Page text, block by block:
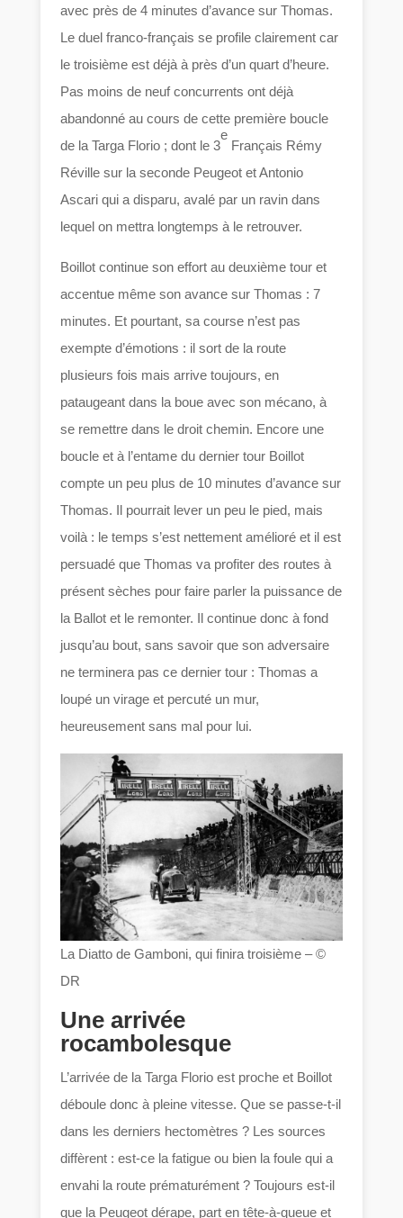
avec près de 4 minutes d’avance sur Thomas.
Le duel franco-français se profile clairement car
le troisième est déjà à près d’un quart d’heure.
Pas moins de neuf concurrents ont déjà
abandonné au cours de cette première boucle
de la Targa Florio ; dont le 3
e
Français Rémy
Réville sur la seconde Peugeot et Antonio
Ascari qui a disparu, avalé par un ravin dans
lequel on mettra longtemps à le retrouver.
Boillot continue son effort au deuxième tour et
accentue même son avance sur Thomas : 7
minutes. Et pourtant, sa course n’est pas
exempte d’émotions : il sort de la route
plusieurs fois mais arrive toujours, en
pataugeant dans la boue avec son mécano, à
se remettre dans le droit chemin. Encore une
boucle et à l’entame du dernier tour Boillot
compte un peu plus de 10 minutes d’avance sur
Thomas. Il pourrait lever un peu le pied, mais
voilà : le temps s’est nettement amélioré et il est
persuadé que Thomas va profiter des routes à
présent sèches pour faire parler la puissance de
la Ballot et le remonter. Il continue donc à fond
jusqu’au bout, sans savoir que son adversaire
ne terminera pas ce dernier tour : Thomas a
loupé un virage et percuté un mur,
heureusement sans mal pour lui.
La Diatto de Gamboni, qui finira troisième – ©
DR
Une arrivée
rocambolesque
L’arrivée de la Targa Florio est proche et Boillot
déboule donc à pleine vitesse. Que se passe-t-il
dans les derniers hectomètres ? Les sources
diffèrent : est-ce la fatigue ou bien la foule qui a
envahi la route prématurément ? Toujours est-il
que la Peugeot dérape, part en tête-à-queue et